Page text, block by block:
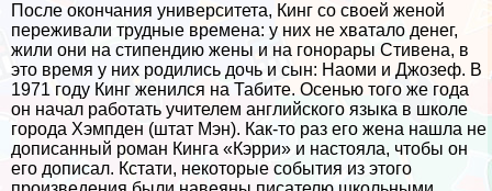
После окончания университета, Кинг со своей женой
переживали трудные времена: у них не хватало денег,
жили они на стипендию жены и на гонорары Стивена, в
это время у них родились дочь и сын: Наоми и Джозеф. В
1971 году Кинг женился на Табите. Осенью того же года
он начал работать учителем английского языка в школе
города Хэмпден (штат Мэн). Как-то раз его жена нашла не
дописанный роман Кинга «Кэрри» и настояла, чтобы он
его дописал. Кстати, некоторые события из этого